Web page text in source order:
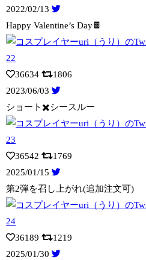
2022/02/13
Happy Valentine’s Day🍫
36634
1806
2023/06/03
ショート✖️シースルー
36542
1769
2025/01/15
第2弾を召し上がれ(追加注文可)
36189
1219
2025/01/30